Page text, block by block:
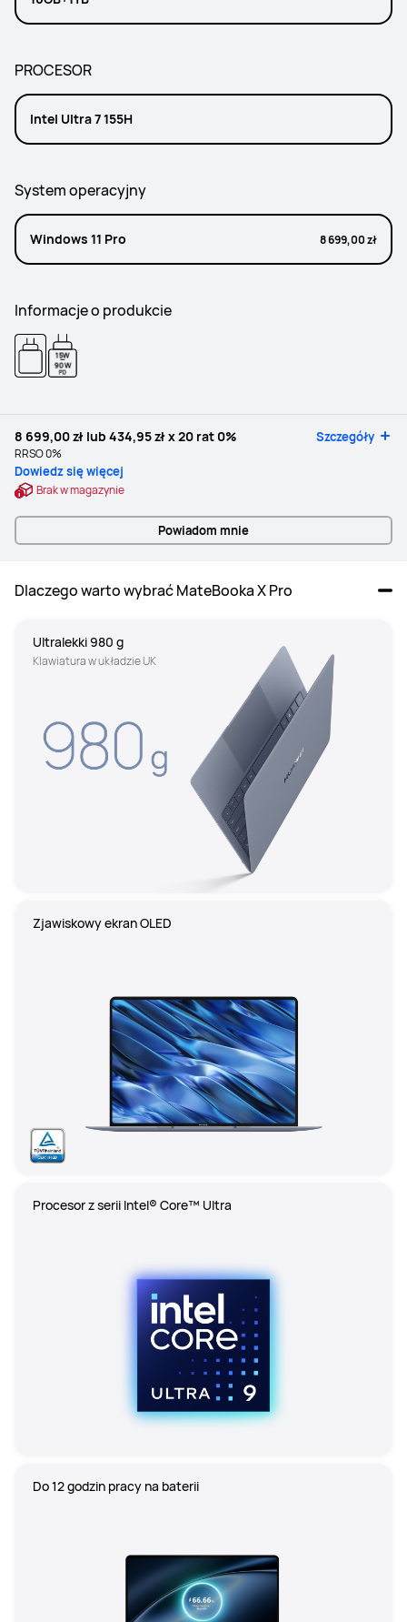
PROCESOR
Intel Ultra 7 155H
System operacyjny
Windows 11 Pro 8 699,00 zł
Informacje o produkcie
15W
-
90W
PD
8 699,00 zł lub 434,95 złx 20 rat 0% Szczegóły
RRSO 0%
Dowiedz się więcej
Brak w magazynie
Powiadom mnie
Dlaczego warto wybrać MateBooka X Pro
Ultralekki 980 g
Klawiatura w układzie UK
Zjawiskowy ekran OLED
Procesor z serii Intel® Core™ Ultra
Do 12 godzin pracy na baterii